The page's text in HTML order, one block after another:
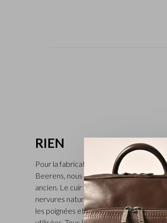
RIEN
Pour la fabrication de ces articles
Beerens, nous travaillons avec une
ancien. Le cuir de taureau au tannage
nervures naturelles du cuir et confère
les poignées et la bandoulière, des